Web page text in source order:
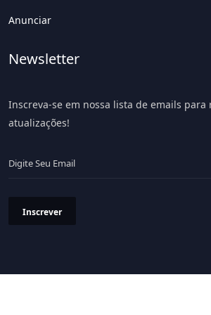
Anunciar
Newsletter
Inscreva-se em nossa lista de emails para
atualizações!
Inscrever